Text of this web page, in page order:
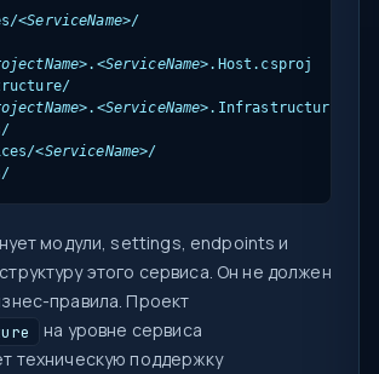
<ServiceName>/
. <ServiceName>.Host.csproj
. <ServiceName>
<ServiceName>/
модули, settings, endpoints и
этого сервиса. Он не должен
правила. Проект
на уровне сервиса
техническую поддержку